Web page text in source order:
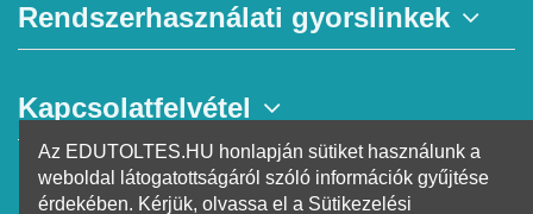
Rendszerhasználati gyorslinkek
Kapcsolatfelvétel
Hírlevél
Az EDUTOLTES.HU honlapján sütiket használunk a
weboldal látogatottságáról szóló információk gyűjtése
érdekében. Kérjük, olvassa el a Sütikezelési